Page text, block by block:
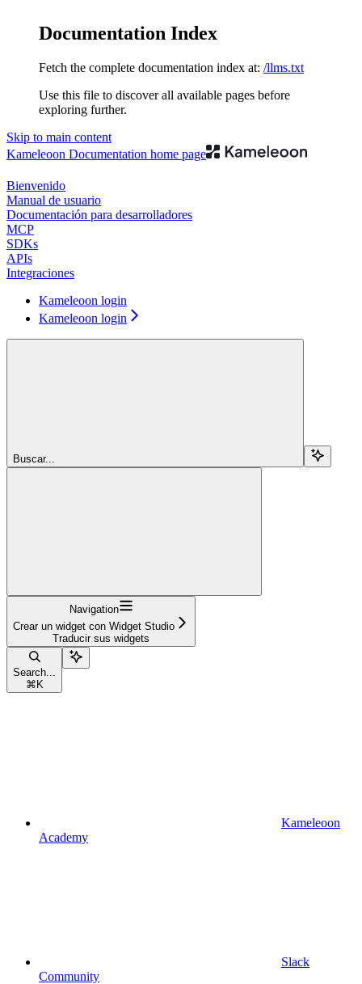
Documentation Index
Fetch the complete documentation index at: /llms.txt
Use this file to discover all available pages before
exploring further.
Skip to main content
Kameleoon Documentation home page
Bienvenido
Manual de usuario
Documentación para desarrolladores
MCP
SDKs
APIs
Integraciones
Kameleoon login
Kameleoon login
Buscar...
Navigation
Crear un widget con Widget Studio
Traducir sus widgets
Search...
⌘ K
Kameleoon
Academy
Slack
Community